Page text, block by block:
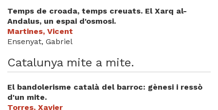
Temps de croada, temps creuats. El Xarq al-
Andalus, un espai d'osmosi.
Martines, Vicent
Ensenyat, Gabriel
Catalunya mite a mite.
El bandolerisme català del barroc: gènesi i ressò
d'un mite.
Torres, Xavier